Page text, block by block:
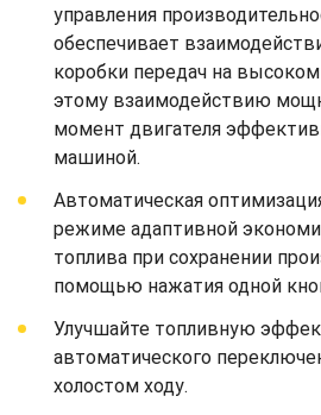
управления
обеспечивает
коробки передач на
этому взаимодействию
момент двигателя
машиной.
Автоматическая
режиме адаптивной
топлива при сохранении
помощью нажатия одной
Улучшайте топливную
автоматического
холостом ходу.